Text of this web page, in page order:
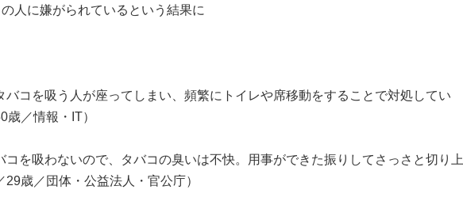
人に嫌がられているという結果に
バコを吸う人が座ってしまい、頻繁にトイレや席移動をすることで対処してい
歳／情報・IT）
コを吸わないので、タバコの臭いは不快。用事ができた振りしてさっさと切り上
29歳／団体・公益法人・官公庁）